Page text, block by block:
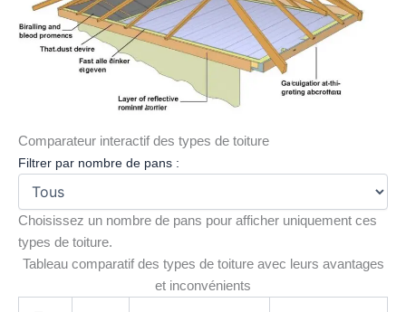
Comparateur interactif des types de toiture
Filtrer par nombre de pans :
Choisissez un nombre de pans pour afficher uniquement ces
types de toiture.
Tableau comparatif des types de toiture avec leurs avantages
et inconvénients